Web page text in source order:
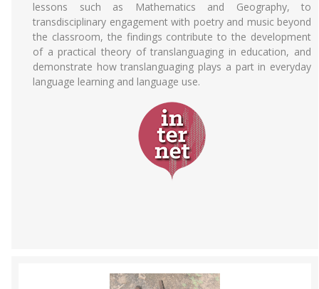
lessons such as Mathematics and Geography, to
transdisciplinary engagement with poetry and music beyond
the classroom, the findings contribute to the development
of a practical theory of translanguaging in education, and
demonstrate how translanguaging plays a part in everyday
language learning and language use.